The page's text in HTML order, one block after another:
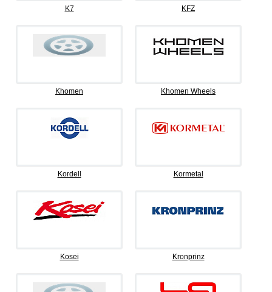
K7 KFZ
Khomen Khomen Wheels
Kordell Kormetal
Kosei Kronprinz